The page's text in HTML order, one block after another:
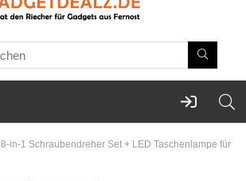
8-in-1 Schraubendreher Set + LED Taschenlampe für